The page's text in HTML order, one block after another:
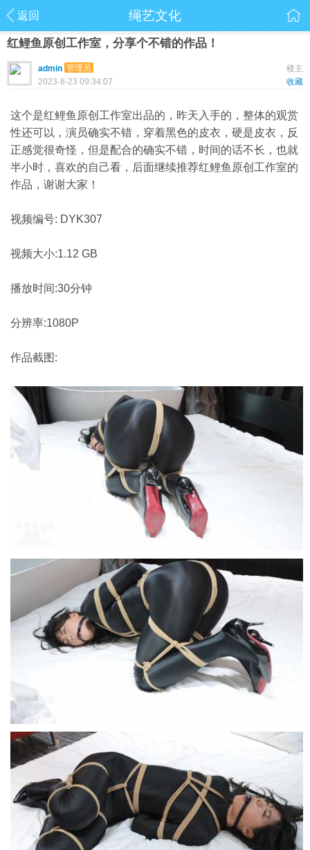
返回 绳艺文化
红鲤鱼原创工作室，分享个不错的作品！
楼主
admin 管理员
收藏
2023-8-23 09:34:07
这个是红鲤鱼原创工作室出品的，昨天入手的，整体的观赏
性还可以，演员确实不错，穿着黑色的皮衣，硬是皮衣，反
正感觉很奇怪，但是配合的确实不错，时间的话不长，也就
半小时，喜欢的自己看，后面继续推荐红鲤鱼原创工作室的
作品，谢谢大家！
视频编号: DYK307
视频大小:1.12 GB
播放时间:30分钟
分辨率:1080P
作品截图: